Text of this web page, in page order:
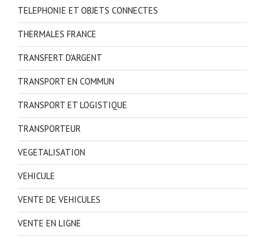
TELEPHONIE ET OBJETS CONNECTES
THERMALES FRANCE
TRANSFERT D'ARGENT
TRANSPORT EN COMMUN
TRANSPORT ET LOGISTIQUE
TRANSPORTEUR
VEGETALISATION
VEHICULE
VENTE DE VEHICULES
VENTE EN LIGNE